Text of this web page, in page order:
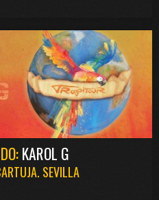
KAROL G
SEVILLA